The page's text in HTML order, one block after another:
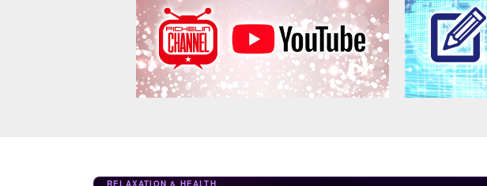
RELAXATION & HEALTH